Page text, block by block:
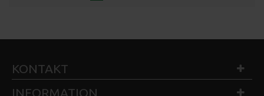
KONTAKT
INFORMATION